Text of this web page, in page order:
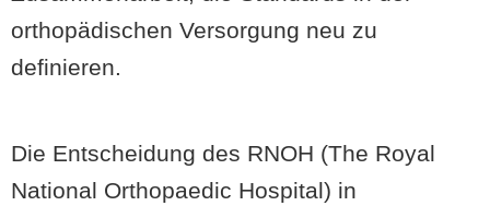
orthopädischen Versorgung neu zu
definieren.
Die Entscheidung des RNOH (The Royal
National Orthopaedic Hospital) in